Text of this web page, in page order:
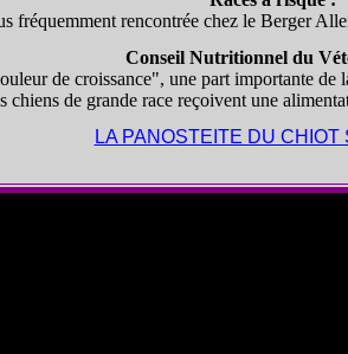
fréquemment rencontrée chez le Berger
Conseil Nutritionnel du
de croissance", une part importante de
chiens de grande race reçoivent une
LA PANOSTEITE DU CHIOT